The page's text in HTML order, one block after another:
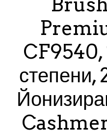
степени,